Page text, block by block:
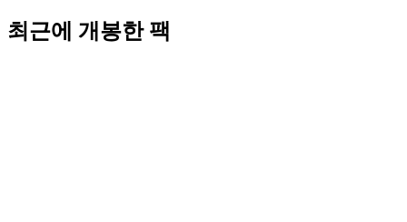
최근에 개봉한 팩